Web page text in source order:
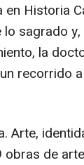
Historia
sagrado
la
recorrido
Arte,
de